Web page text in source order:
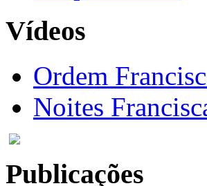
Vídeos
Ordem
Noites
Publicações